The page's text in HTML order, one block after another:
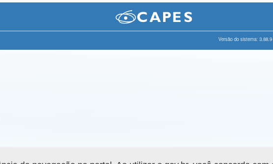
Versão do sistema: 3.88.9